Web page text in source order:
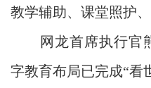
教学辅助、课堂照护
网龙首席执行官熊
字教育布局已完成“看